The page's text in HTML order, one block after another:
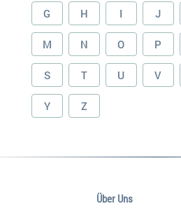
G H I J
M N O P
S T U V
Y Z
Über Uns